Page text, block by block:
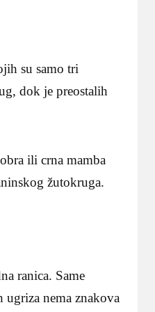
su samo tri
dok je preostalih
ili crna mamba
žutokruga.
ranica. Same
ugriza nema znakova